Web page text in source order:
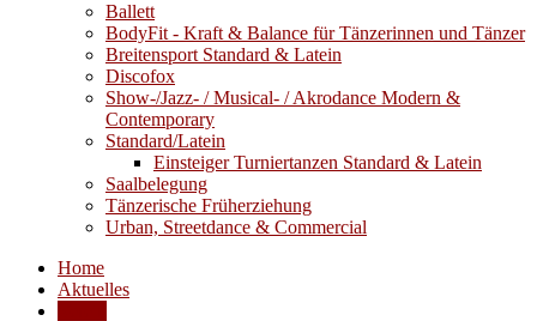
Ballett
BodyFit - Kraft & Balance für Tänzerinnen und Tänzer
Breitensport Standard & Latein
Discofox
Show-/Jazz- / Musical- / Akrodance Modern &
Contemporary
Standard/Latein
Einsteiger Turniertanzen Standard & Latein
Saalbelegung
Tänzerische Früherziehung
Urban, Streetdance & Commercial
Home
Aktuelles